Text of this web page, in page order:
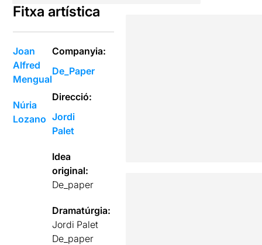
Fitxa artística
Joan
Alfred
Mengual
Núria
Lozano
Companyia:
De_Paper
Direcció:
Jordi
Palet
Idea
original:
De_paper
Dramatúrgia:
Jordi Palet
De_paper